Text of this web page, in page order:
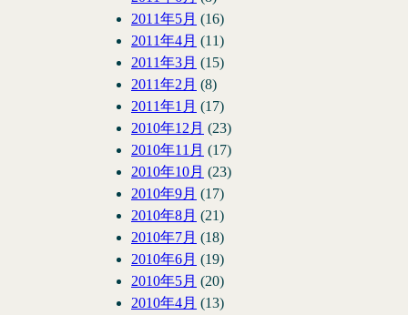
2011年5月 (16)
2011年4月 (11)
2011年3月 (15)
2011年2月 (8)
2011年1月 (17)
2010年12月 (23)
2010年11月 (17)
2010年10月 (23)
2010年9月 (17)
2010年8月 (21)
2010年7月 (18)
2010年6月 (19)
2010年5月 (20)
2010年4月 (13)